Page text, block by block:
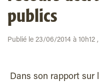
publics
Publié le 23/06/2014 à 10h12
Dans son rapport sur